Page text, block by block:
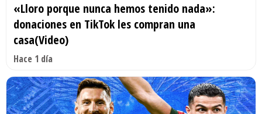
«Lloro porque nunca hemos tenido nada»:
donaciones en TikTok les compran una
casa(Video)
Hace 1 día